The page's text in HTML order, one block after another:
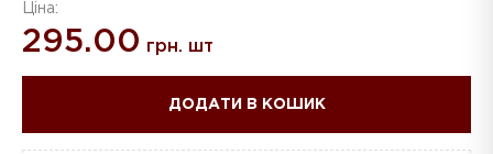
Ціна:
295.00 грн. шт
ДОДАТИ В КОШИК